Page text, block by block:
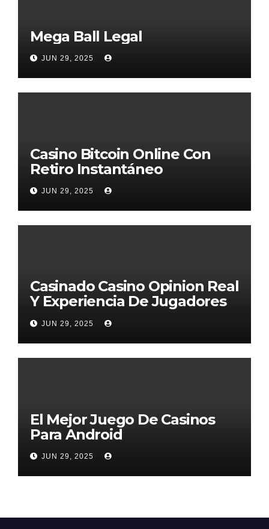
Mega Ball Legal
JUN 29, 2025
Casino Bitcoin Online Con
Retiro Instantáneo
JUN 29, 2025
Casinado Casino Opinion Real
Y Experiencia De Jugadores
2026
JUN 29, 2025
El Mejor Juego De Casinos
Para Android
JUN 29, 2025